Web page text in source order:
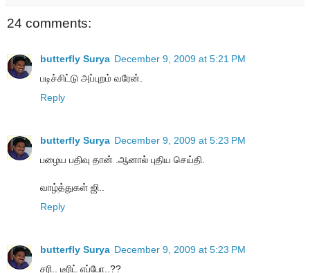
24 comments:
butterfly Surya December 9, 2009 at 5:21 PM
படிச்சிட்டு அப்புறம் வரேன்.
Reply
butterfly Surya December 9, 2009 at 5:23 PM
பழைய பதிவு தான் .ஆனால் புதிய செய்தி.
வாழ்த்துகள் ஜி..
Reply
butterfly Surya December 9, 2009 at 5:23 PM
சரி.. டீரிட் எப்போ..??